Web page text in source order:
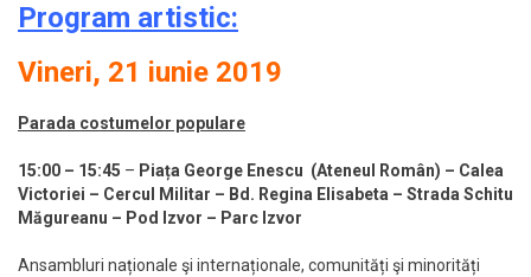
Program artistic:
Vineri, 21 iunie 2019
Parada costumelor populare
15:00 – 15:45 – Piața George Enescu (Ateneul Român) – Calea
Victoriei – Cercul Militar – Bd. Regina Elisabeta – Strada Schitu
Măgureanu – Pod Izvor – Parc Izvor
Ansambluri naționale şi internaționale, comunități şi minorități